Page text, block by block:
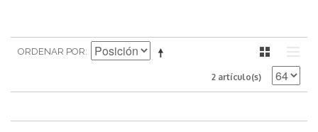
ORDENAR POR
2 artículo(s)